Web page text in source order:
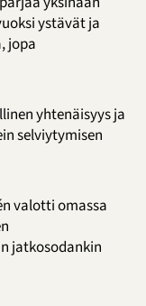
ystävät ja
jopa
yhtenäisyys ja
selviytymisen
valotti omassa
jatkosodankin